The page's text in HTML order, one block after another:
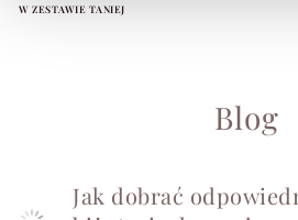
W ZESTAWIE TANIEJ
Blog
Jak dobrać